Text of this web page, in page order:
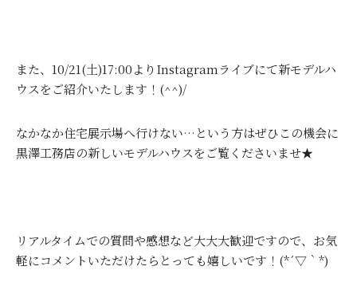
また、10/21(土)17:00よりInstagramライブにて新モデルハ
ウスをご紹介いたします！(^^)/
なかなか住宅展示場へ行けない…という方はぜひこの機会に
黒澤工務店の新しいモデルハウスをご覧くださいませ★
リアルタイムでの質問や感想など大大大歓迎ですので、お気
軽にコメントいただけたらとっても嬉しいです！(*´▽｀*)